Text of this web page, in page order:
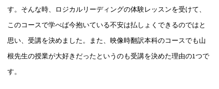
す。そんな時、ロジカルリーディングの体験レッスンを受けて、
このコースで学べば今抱いている不安は払しょくできるのではと
思い、受講を決めました。また、映像時翻訳本科のコースでも山
根先生の授業が大好きだったというのも受講を決めた理由の1つで
す。